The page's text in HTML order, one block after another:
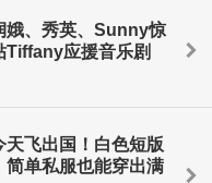
娥、秀英、Sunny惊
Tiffany应援音乐剧
天飞出国！白色短版
简单私服也能穿出满